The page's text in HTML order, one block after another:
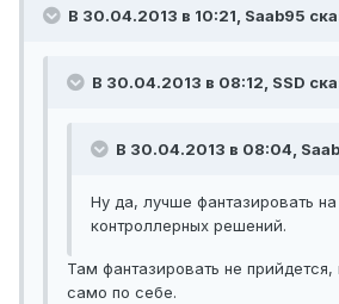
В 30.04.2013 в 10:21, Saab95
В 30.04.2013 в 08:12, SSD
В 30.04.2013 в 08:04,
Ну да, лучше фантазировать
контроллерных решений.
Там фантазировать не прийдется,
само по себе.